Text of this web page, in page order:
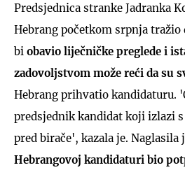
Predsjednica stranke Jadranka
Hebrang početkom srpnja
bi obavio liječničke preglede i
zadovoljstvom može reći da su
Hebrang prihvatio kandidaturu.
predsjednik kandidat koji izlazi
pred birače', kazala je. Naglasila
Hebrangovoj kandidaturi bio